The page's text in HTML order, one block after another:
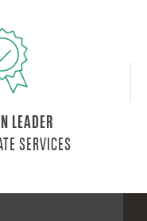
LEADER
SERVICES